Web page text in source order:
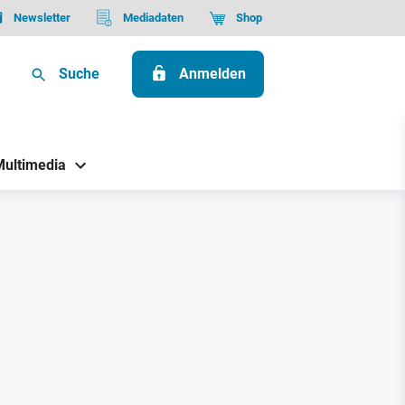
Newsletter Mediadaten Shop
Suche Anmelden